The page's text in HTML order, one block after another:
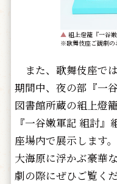
▲ 組上燈籠『一谷
※歌舞伎座ご観劇の
また、歌舞伎座で
期間中、夜の部『一
図書館所蔵の組上燈
『一谷嫩軍記 組討
座場内で展示します
大海原に浮かぶ豪華
劇の際にぜひご覧く